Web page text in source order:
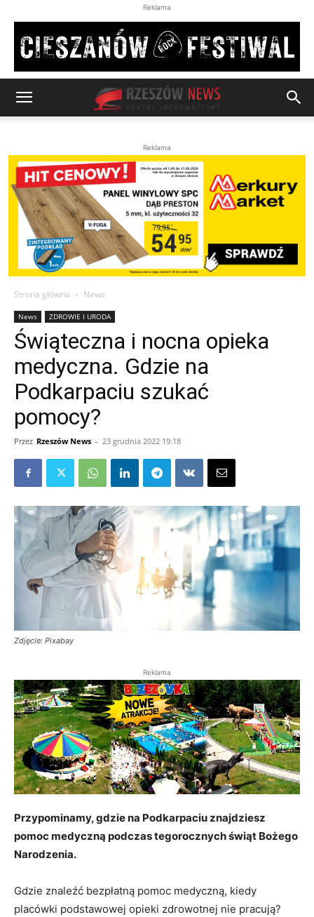
Reklama
Reklama
Strona główna News
News ZDROWIE I URODA
Świąteczna i nocna opieka
medyczna. Gdzie na
Podkarpaciu szukać
pomocy?
Przez Rzeszów News - 23 grudnia 2022 19:18
Zdjęcie: Pixabay
Reklama
Przypominamy, gdzie na Podkarpaciu znajdziesz
pomoc medyczną podczas tegorocznych świąt Bożego
Narodzenia.
Gdzie znaleźć bezpłatną pomoc medyczną, kiedy
placówki podstawowej opieki zdrowotnej nie pracują?